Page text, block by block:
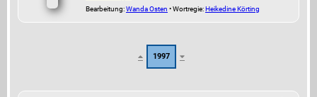
Bearbeitung:Wanda Osten • Wortregie:Heikedine Körting
1997